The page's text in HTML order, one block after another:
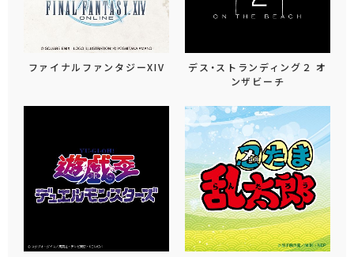
ファイナルファンタジーXIV
デス・ストランディング２ オ
ンザビーチ